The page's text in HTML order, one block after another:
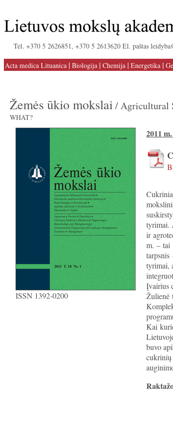
Tel. +370 5 2626851, +370 5 2613620 El. paštas
Acta medica Lituanica | Biologija | Chemija | Energetika |
Žemės ūkio mokslai/ Agricultural
WHAT?
ISSN 1392-0200
2011
tyrimai.
ir
m. – tai
tyrimai,
Įvairius
Žulienė
Kai
buvo